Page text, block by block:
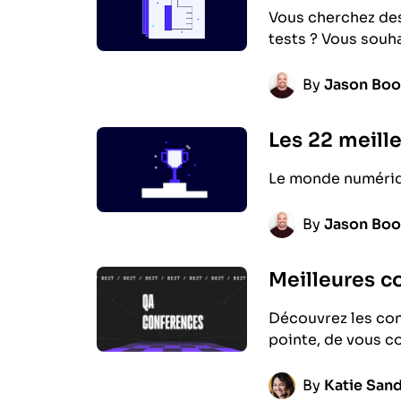
Vous cherchez
tests ? Vous
By Jason
Les 22
Le monde
By Jason
Meilleures
Découvrez les
pointe, de vous
By Katie